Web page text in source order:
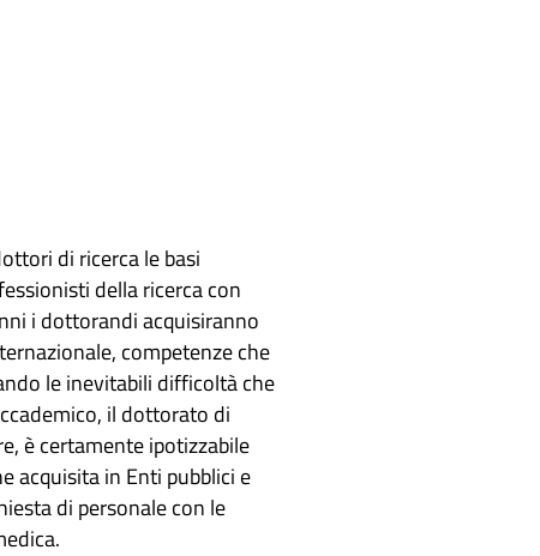
di ricerca le basi
della ricerca con
i dottorandi acquisiranno
competenze che
le inevitabili difficoltà che
il dottorato di
è certamente ipotizzabile
acquisita in Enti pubblici e
di personale con le